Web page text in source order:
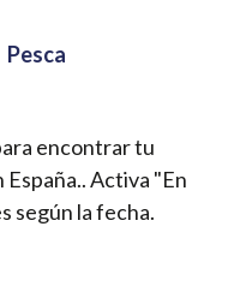
Pesca
encontrar tu
Activa "En
según la fecha.